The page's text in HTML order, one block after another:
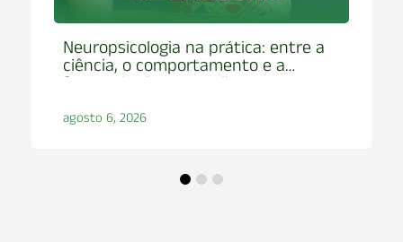
prática: entre a
e a
olhares
ERRATA – EDITAL DE
“SANTANDER APOIO